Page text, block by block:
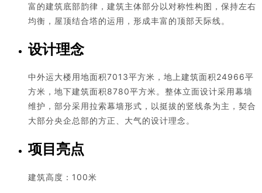
富的建筑底部韵律，建筑主体部分以对称性构图，保持左右
均衡，屋顶结合塔的运用，形成丰富的顶部天际线。
设计理念
中外运大楼用地面积7013平方米，地上建筑面积24966平
方米，地下建筑面积8780平方米。整体立面设计采用幕墙
维护，部分采用拉索幕墙形式，以挺拔的竖线条为主，契合
大部分央企总部的方正、大气的设计理念。
项目亮点
建筑高度：100米